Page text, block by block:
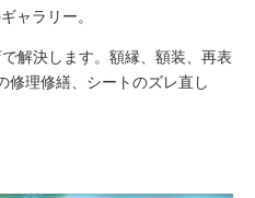
ャラリー。
解決します。額縁、額装、再表
修理修繕、シートのズレ直し